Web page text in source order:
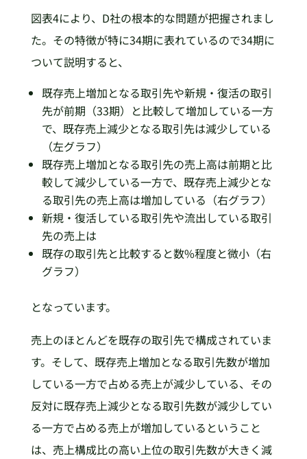
図表4により、D社の根本的な問題が把握されまし
た。その特徴が特に34期に表れているので34期に
ついて説明すると、
既存売上増加となる取引先や新規・復活の取引
先が前期（33期）と比較して増加している一方
で、既存売上減少となる取引先は減少している
（左グラフ）
既存売上増加となる取引先の売上高は前期と比
較して減少している一方で、既存売上減少とな
る取引先の売上高は増加している（右グラフ）
新規・復活している取引先や流出している取引
先の売上は
既存の取引先と比較すると数%程度と微小（右
グラフ）
となっています。
売上のほとんどを既存の取引先で構成されていま
す。そして、既存売上増加となる取引先数が増加
している一方で占める売上が減少している、その
反対に既存売上減少となる取引先数が減少してい
る一方で占める売上が増加しているということ
は、売上構成比の高い上位の取引先数が大きく減